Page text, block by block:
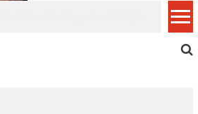
Cum îți schimbi, rapid, gratuit și eficient,